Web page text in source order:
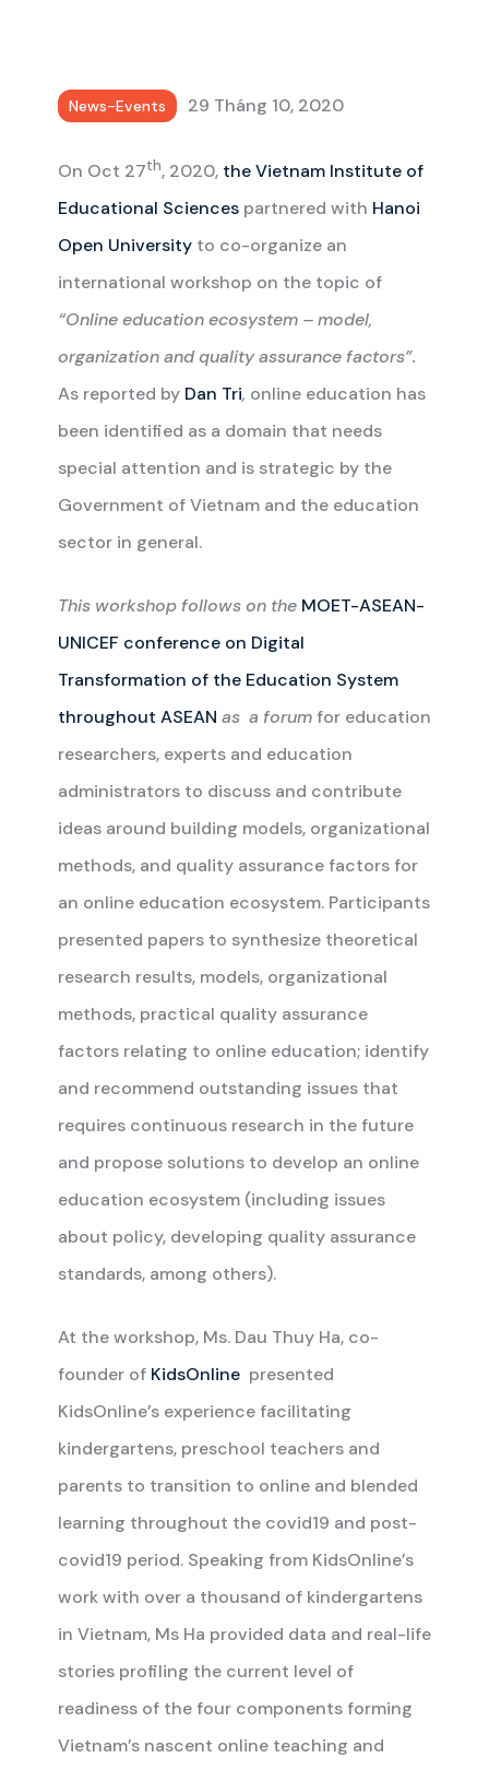
News-Events 29 Tháng 10, 2020
On Oct 27th, 2020, the Vietnam Institute of
Educational Sciences partnered with Hanoi
Open University to co-organize an
international workshop on the topic of
“Online education ecosystem – model,
organization and quality assurance factors”.
As reported by Dan Tri, online education has
been identified as a domain that needs
special attention and is strategic by the
Government of Vietnam and the education
sector in general.
This workshop follows on the MOET-ASEAN-
UNICEF conference on Digital
Transformation of the Education System
throughout ASEAN as a forum for education
researchers, experts and education
administrators to discuss and contribute
ideas around building models, organizational
methods, and quality assurance factors for
an online education ecosystem. Participants
presented papers to synthesize theoretical
research results, models, organizational
methods, practical quality assurance
factors relating to online education; identify
and recommend outstanding issues that
requires continuous research in the future
and propose solutions to develop an online
education ecosystem (including issues
about policy, developing quality assurance
standards, among others).
At the workshop, Ms. Dau Thuy Ha, co-
founder of KidsOnline presented
KidsOnline’s experience facilitating
kindergartens, preschool teachers and
parents to transition to online and blended
learning throughout the covid19 and post-
covid19 period. Speaking from KidsOnline’s
work with over a thousand of kindergartens
in Vietnam, Ms Ha provided data and real-life
stories profiling the current level of
readiness of the four components forming
Vietnam’s nascent online teaching and